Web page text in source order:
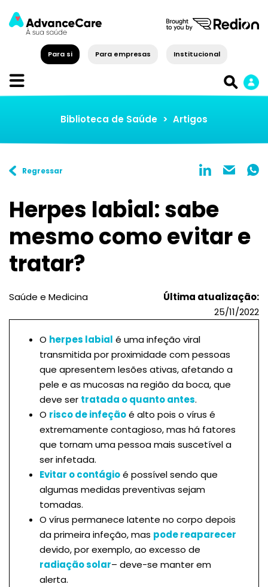
Para si Para empresas Institucional
Biblioteca de Saúde > Artigos
Regressar
Herpes labial: sabe
mesmo como evitar e
tratar?
Saúde e Medicina
Última atualização:
25/11/2022
O herpes labial é uma infeção viral
transmitida por proximidade com pessoas
que apresentem lesões ativas, afetando a
pele e as mucosas na região da boca, que
deve ser tratada o quanto antes.
O risco de infeçãoé alto pois o vírus é
extremamente contagioso, mas há fatores
que tornam uma pessoa mais suscetível a
ser infetada.
Evitar o contágioé possível sendo que
algumas medidas preventivas sejam
tomadas.
O vírus permanece latente no corpo depois
da primeira infeção, mas pode reaparecer
devido, por exemplo, ao excesso de
radiação solar– deve-se manter em
alerta.